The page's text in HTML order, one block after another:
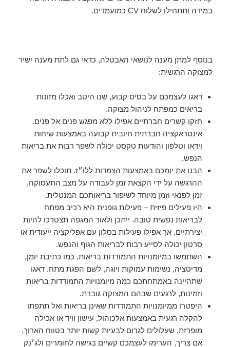
במידה ותתחילו לשלוח CV כמועמדים.
בנוסף למתן מענה לנושאי האבטלה, כדאי גם לתת מענה ישיר
למצוקה הרגשית:
דאגו לעצמכם על בסיס קבוע, שנו היטב ואכלו מזונות
בריאים כמפתח לניהול מצוקה.
חזקו קשרים חברתיים אפילו ללא מפגש פנים אל פנים.
אינטראקציה חברתית חיובית קבועה באמצעות שיחות
וידאו וטלפון והודעות טקסט יכולה לשפר רבות את בריאות
הנפש.
הבנו את יומכם באמצעות הצמדות ללו״ז. תוכלו לשפר את
ההרגשה על ידי הקצאת זמן לעבודה על מצב התעסוקה,
זמן לפנאי וזמן מיוחד לשיפור בריאותכם המנטלית.
היו פעילים פיזית – פעילות גופנית היא רכיב מפתח
לבריאות נפשית טובה. ייתכן ולאור המגפה תצטרכו להיות
יצירתיים, אך אפילו פעילות בסלון עם אפליקציה ייעודית או
סרטון יכולה לסייע רבות לבריאות הגוף והנפש.
השתמשו במיומנויות התמודדות בריאות, כמו כתיבת יומן,
מדיטציה, נשימות עמוקות ויוגה, לשם הפגת מתח. דאגו
שתהיינה באמתחתכם כמה מיומנויות התמודדות בריאות
וזמינות, לרגעים שבהם המצוקה גוברת.
היפטרו ממיומנויות התמודדות שאינן בריאות ואל תתפתו
להקלה רגעית באמצעות אלכוהול, עישון וויד או אכילה
מופרזת, שעלולים לגרום לבעיות קשות יותר בטווח הארוך.
אם צריך, הערימו לעצמכם קשיים בגישה לחומרים ולג׳נק